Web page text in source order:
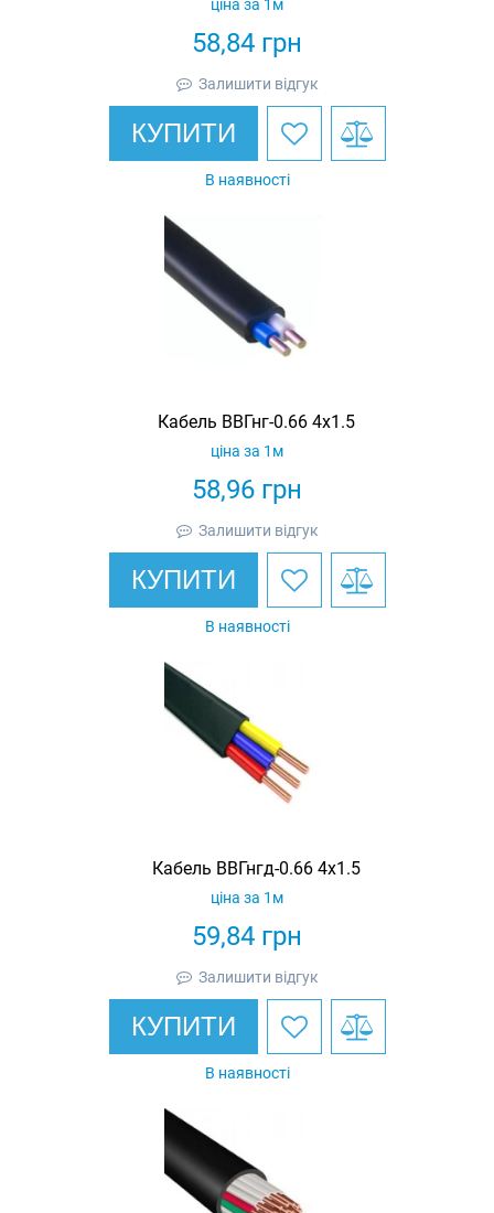
58,84 грн
ціна за 1м
Залишити відгук
КУПИТИ
В наявності
Кабель ВВГнг-0.66 4х1.5
58,96 грн
ціна за 1м
Залишити відгук
КУПИТИ
В наявності
Кабель ВВГнгд-0.66 4х1.5
59,84 грн
ціна за 1м
Залишити відгук
КУПИТИ
В наявності